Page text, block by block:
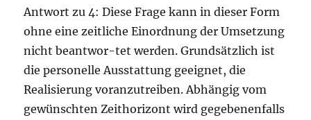
Antwort zu 4: Diese Frage kann in dieser Form
ohne eine zeitliche Einordnung der Umsetzung
nicht beantwor-tet werden. Grundsätzlich ist
die personelle Ausstattung geeignet, die
Realisierung voranzutreiben. Abhängig vom
gewünschten Zeithorizont wird gegebenenfalls